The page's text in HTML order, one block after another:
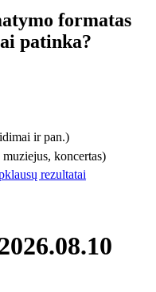
formatas
patinka?
ir pan.)
koncertas)
rezultatai